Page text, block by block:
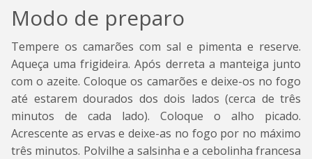
Modo de preparo
Tempere os camarões com sal e pimenta e reserve.
Aqueça uma frigideira. Após derreta a manteiga junto
com o azeite. Coloque os camarões e deixe-os no fogo
até estarem dourados dos dois lados (cerca de três
minutos de cada lado). Coloque o alho picado.
Acrescente as ervas e deixe-as no fogo por no máximo
três minutos. Polvilhe a salsinha e a cebolinha francesa